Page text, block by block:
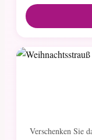
Verschenken Sie